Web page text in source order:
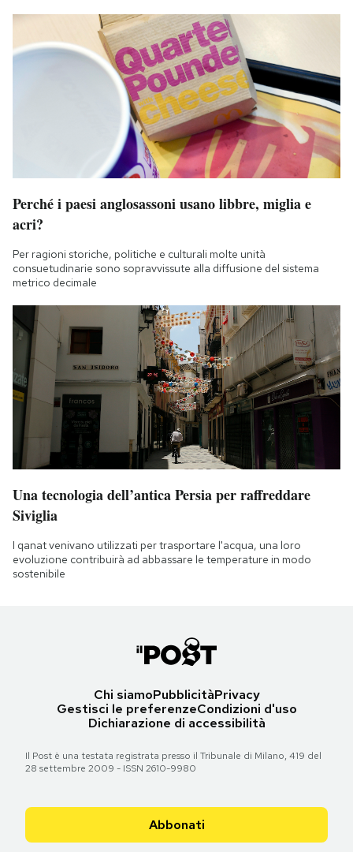
Perché i paesi anglosassoni usano libbre, miglia e
acri?
Per ragioni storiche, politiche e culturali molte unità
consuetudinarie sono sopravvissute alla diffusione del sistema
metrico decimale
Una tecnologia dell’antica Persia per raffreddare
Siviglia
I qanat venivano utilizzati per trasportare l'acqua, una loro
evoluzione contribuirà ad abbassare le temperature in modo
sostenibile
Chi siamoPubblicitàPrivacy
Gestisci le preferenzeCondizioni d'uso
Dichiarazione di accessibilità
Il Post è una testata registrata presso il Tribunale di Milano, 419 del
28 settembre 2009 - ISSN 2610-9980
Abbonati